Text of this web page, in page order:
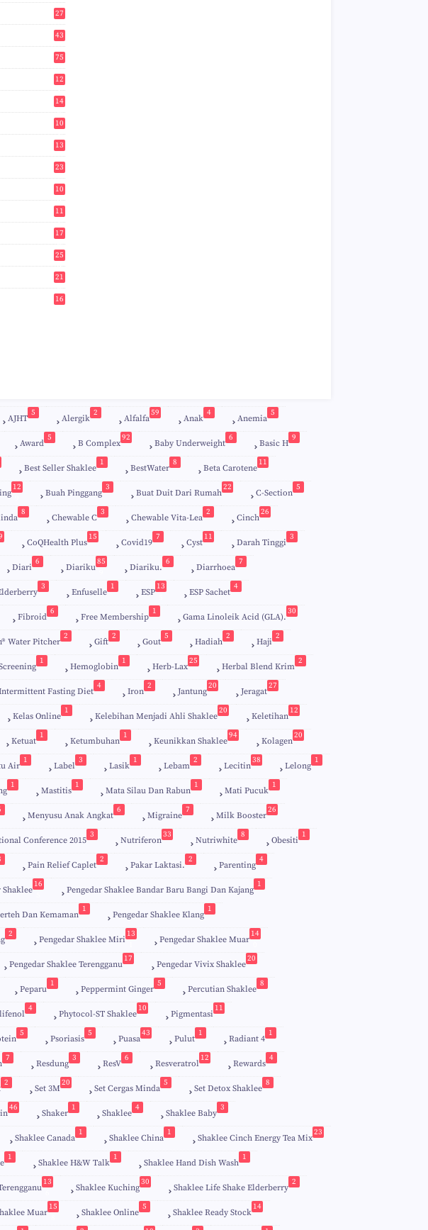
27
43
75
12
8
14
10
3
13
7
23
2
10
0
11
3
17
25
0
21
16
AJHT
5
Alergik
2
Alfalfa
59
Anak
4
Anemia
5
Award
5
B Complex
92
Baby Underweight
6
Basic H
9
Best Seller Shaklee
1
BestWater
8
Beta Carotene
11
12
Buah Pinggang
3
Buat Duit Dari Rumah
22
C-Section
5
8
Chewable C
3
Chewable Vita-Lea
2
Cinch
26
CoQHealth Plus
15
Covid19
7
Cyst
11
Darah Tinggi
3
Diari
6
Diariku
85
Diariku.
6
Diarrhoea
7
3
Enfuselle
1
ESP
13
ESP Sachet
4
Fibroid
6
Free Membership
1
Gama Linoleik Acid (GLA).
30
Water Pitcher
2
Gift
2
Gout
5
Hadiah
2
Haji
2
1
Hemoglobin
1
Herb-Lax
25
Herbal Blend Krim
2
Fasting Diet
4
Iron
2
Jantung
20
Jeragat
27
Kelas Online
1
Kelebihan Menjadi Ahli Shaklee
20
Keletihan
12
Ketuat
1
Ketumbuhan
1
Keunikkan Shaklee
94
Kolagen
20
Air
1
Label
3
Lasik
1
Lebam
2
Lecitin
38
Lelong
1
1
Mastitis
1
Mata Silau Dan Rabun
1
Mati Pucuk
1
Menyusu Anak Angkat
6
Migraine
7
Milk Booster
26
Conference 2015
3
Nutriferon
33
Nutriwhite
8
Obesiti
1
Pain Relief Caplet
2
Pakar Laktasi.
2
Parenting
4
Shaklee
16
Pengedar Shaklee Bandar Baru Bangi Dan Kajang
1
Dan Kemaman
1
Pengedar Shaklee Klang
1
2
Pengedar Shaklee Miri
13
Pengedar Shaklee Muar
14
Pengedar Shaklee Terengganu
17
Pengedar Vivix Shaklee
20
Peparu
1
Peppermint Ginger
5
Percutian Shaklee
8
4
Phytocol-ST Shaklee
10
Pigmentasi
11
5
Psoriasis
5
Puasa
43
Pulut
1
Radiant 4
1
7
Resdung
3
ResV
6
Resveratrol
12
Rewards
4
2
Set 3M
20
Set Cergas Minda
5
Set Detox Shaklee
8
46
Shaker
1
Shaklee
4
Shaklee Baby
3
Shaklee Canada
1
Shaklee China
1
Shaklee Cinch Energy Tea Mix
23
1
Shaklee H&W Talk
1
Shaklee Hand Dish Wash
1
13
Shaklee Kuching
30
Shaklee Life Shake Elderberry
2
Muar
15
Shaklee Online
5
Shaklee Ready Stock
14